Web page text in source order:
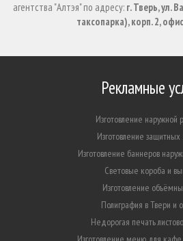
агентства "Алтэя" по адресу: г. Тверь, ул.
таксопарка), корп. 2,
Рекламные
Изготовление наружной
Изготовление защитных
Изготовление баннеров
Световые короба и
Изготовление
Полиграфия в Твери и
Недорогая печать